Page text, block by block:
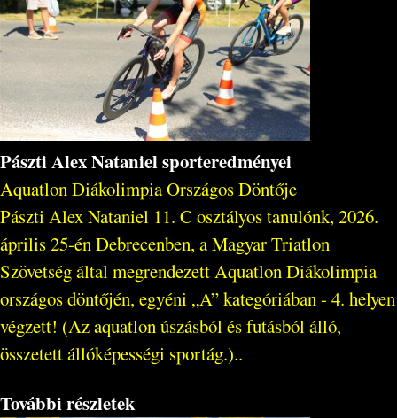
Pászti Alex Nataniel sporteredményei
Aquatlon Diákolimpia Országos Döntője
Pászti Alex Nataniel 11. C osztályos tanulónk, 2026.
április 25-én Debrecenben, a Magyar Triatlon
Szövetség által megrendezett Aquatlon Diákolimpia
országos döntőjén, egyéni „A” kategóriában - 4. helyen
végzett! (Az aquatlon úszásból és futásból álló,
összetett állóképességi sportág.)..
További részletek